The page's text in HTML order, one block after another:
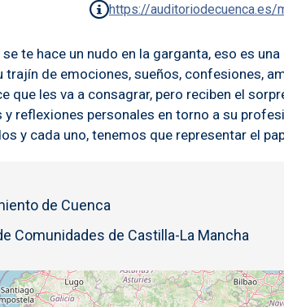
https://
te hace un nudo en la garganta, eso es
trajín de emociones, sueños, confesiones,
que les va a consagrar, pero reciben el
reflexiones personales en torno a su
y cada uno, tenemos que representar el
de Cuenca
Comunidades de Castilla-La Mancha